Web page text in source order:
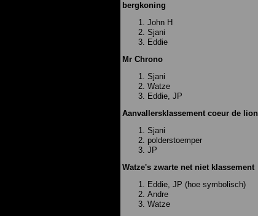
bergkoning
John H
Sjani
Eddie
Mr Chrono
Sjani
Watze
Eddie, JP
Aanvallersklassement coeur de lion
Sjani
polderstoemper
JP
Watze's zwarte net niet klassement
Eddie, JP (hoe symbolisch)
Andre
Watze